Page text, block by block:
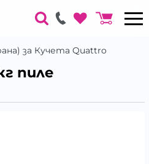
за Кучета Quattro
пиле